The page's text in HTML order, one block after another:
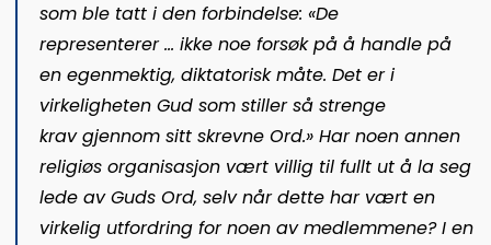
som ble tatt i den forbindelse: «De
representerer … ikke noe forsøk på å handle på
en egenmektig, diktatorisk måte. Det er i
virkeligheten Gud som stiller så strenge
kravgjennom sitt skrevne Ord.» Har noen annen
religiøs organisasjon vært villig til fullt ut å la seg
lede av Guds Ord, selv når dette har vært en
virkelig utfordring for noen av medlemmene? I en